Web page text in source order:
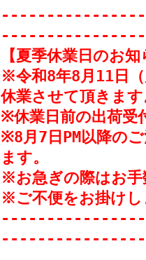
【夏季休業日のお
※令和8年8月11日
休業させて頂きま
※休業日前の出荷受
※8月7日PM以降の
ます。
※お急ぎの際はお
※ご不便をお掛けし